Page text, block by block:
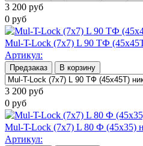
3 200 руб
0 руб
Mul-T-Lock (7х7) L 90 ТФ
Артикул:
Предзаказ В корзину
3 200 руб
0 руб
Mul-T-Lock (7х7) L 80 Ф (45x35)
Артикул: